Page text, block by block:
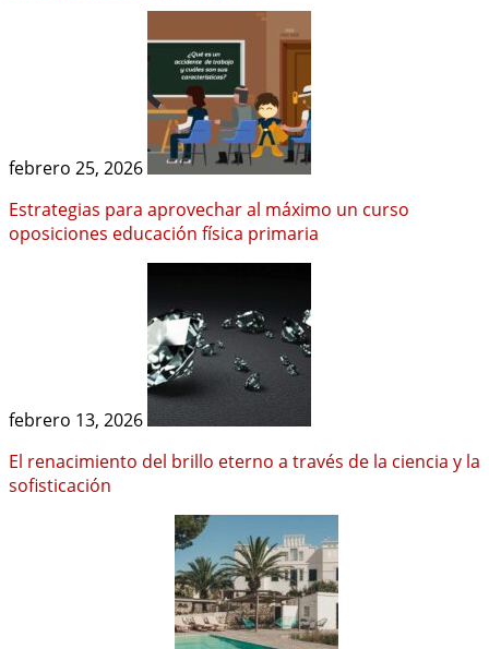
febrero 25, 2026
Estrategias para aprovechar al máximo un curso
oposiciones educación física primaria
febrero 13, 2026
El renacimiento del brillo eterno a través de la ciencia y la
sofisticación